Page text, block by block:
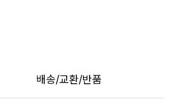
배송/교환/반품